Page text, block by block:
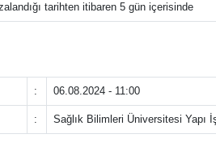
tarihten itibaren 5 gün içerisinde
: 06.08.2024 - 11:00
: Sağlık Bilimleri Üniversitesi Yapı